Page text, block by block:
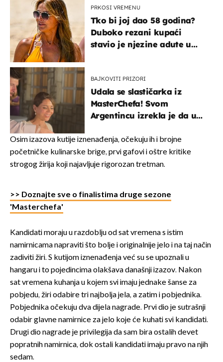
PRKOSI VREMENU
Tko bi joj dao 58 godina?
Duboko rezani kupaći
stavio je njezine adute u
BAJKOVITI PRIZORI
Udala se slastičarka iz
MasterChefa! Svom
Argentincu izrekla je da u
Osim izazova kutije iznenađenja, očekuju ih i brojne
početničke kulinarske brige, prvi gafovi i oštre kritike
strogog žirija koji najavljuje rigorozan tretman.
>> Doznajte sve o finalistima druge sezone
'Masterchefa'
Kandidati moraju u razdoblju od sat vremena s istim
namirnicama napraviti što bolje i originalnije jelo i na taj način
zadiviti žiri. S kutijom iznenađenja već su se upoznali u
hangaru i to pojedincima olakšava današnji izazov. Nakon
sat vremena kuhanja u kojem svi imaju jednake šanse za
pobjedu, žiri odabire tri najbolja jela, a zatim i pobjednika.
Pobjednika očekuju dva dijela nagrade. Prvi dio je sutrašnji
odabir glavne namirnice za jelo koje će kuhati svi kandidati.
Drugi dio nagrade je privilegija da sam bira ostalih devet
popratnih namirnica, dok ostali kandidati imaju pravo na njih
sedam.